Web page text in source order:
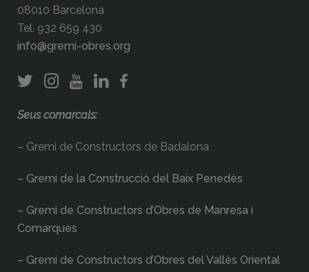
08010 Barcelona
Tel. 932 659 430
info@gremi-obres.org
Seus comarcals:
– Gremi de Constructors de Badalona
– Gremi de la Construcció del Baix Penedès
– Gremi de Constructors d’Obres de Manresa i
Comarques
– Gremi de Constructors d’Obres del Vallès Oriental